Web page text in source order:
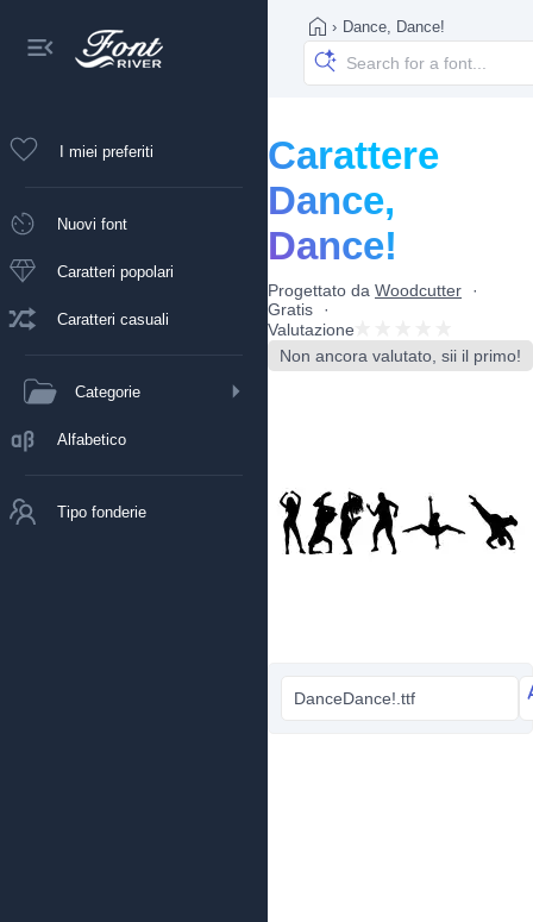
I miei preferiti
Nuovi font
Caratteri popolari
Caratteri casuali
Categorie
Alfabetico
Tipo fonderie
› Dance, Dance!
Carattere
Dance,
Dance!
Progettato da Woodcutter
Gratis
Valutazione
Non ancora valutato, sii il primo!
DanceDance!.ttf